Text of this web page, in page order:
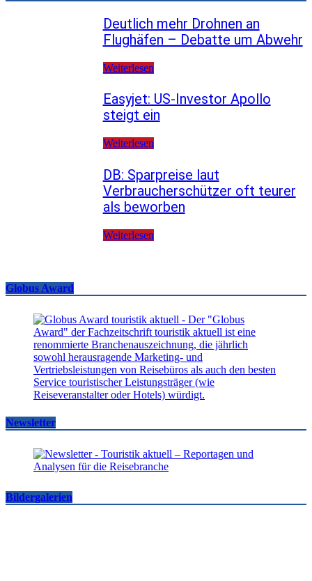
Deutlich mehr Drohnen an
Flughäfen – Debatte um Abwehr
Weiterlesen
Easyjet: US-Investor Apollo
steigt ein
Weiterlesen
DB: Sparpreise laut
Verbraucherschützer oft teurer
als beworben
Weiterlesen
Globus Award
Newsletter
Bildergalerien